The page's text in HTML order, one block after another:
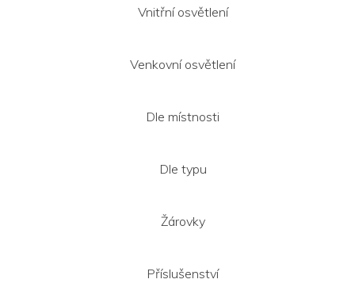
Vnitřní osvětlení
Venkovní osvětlení
Dle místnosti
Dle typu
Žárovky
Příslušenství